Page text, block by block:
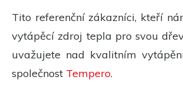
Tito referenční zákazníci, kteří
vytápěcí zdroj tepla pro svou
uvažujete nad kvalitním
společnost Tempero.